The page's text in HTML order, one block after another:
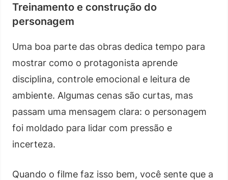
Treinamento e construção do
personagem
Uma boa parte das obras dedica tempo para
mostrar como o protagonista aprende
disciplina, controle emocional e leitura de
ambiente. Algumas cenas são curtas, mas
passam uma mensagem clara: o personagem
foi moldado para lidar com pressão e
incerteza.
Quando o filme faz isso bem, você sente que a